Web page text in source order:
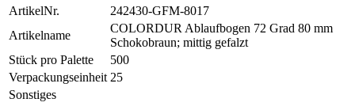
ArtikelNr.
242430-GFM-8017
Artikelname
COLORDUR Ablaufbogen 72 Grad 80 mm
Schokobraun; mittig gefalzt
Stück pro Palette
500
Verpackungseinheit 25
Sonstiges